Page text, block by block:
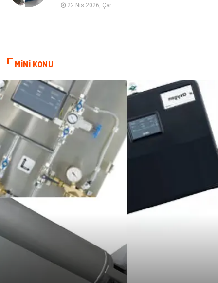
Bitkisel Ürünler
Spor Malzemeleri Bebek Giyim
22 Nis 2026, Çar
MİNİ KONU